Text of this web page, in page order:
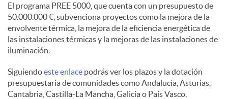
i
a
l
El programa PREE 5000, que cuenta con un presupuesto de
50.000.000 €, subvenciona proyectos como la mejora de la
envolvente térmica, la mejora de la eficiencia energética de
las instalaciones térmicas y la mejoras de las instalaciones de
iluminación.
Siguiendoeste enlace podrás ver los plazos y la dotación
presupuestaria de comunidades como Andalucía, Asturias,
Cantabria, Castilla-La Mancha, Galicia o País Vasco.